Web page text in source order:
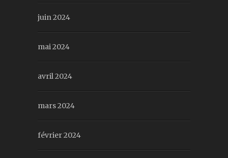
juin 2024
mai 2024
avril 2024
mars 2024
février 2024